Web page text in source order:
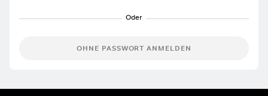
OHNE PASSWORT ANMELDEN